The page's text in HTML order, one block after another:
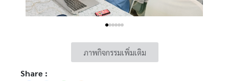
ภาพกิจกรรมเพิ่มเติม
Share :